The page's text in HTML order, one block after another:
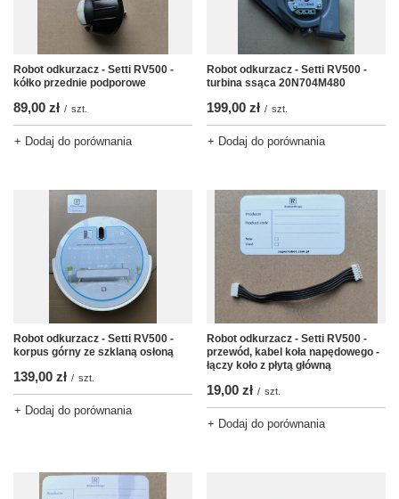
Robot odkurzacz - Setti RV500 -
kółko przednie podporowe
89,00 zł / szt.
+ Dodaj do porównania
Robot odkurzacz - Setti RV500 -
turbina ssąca 20N704M480
199,00 zł / szt.
+ Dodaj do porównania
Robot odkurzacz - Setti RV500 -
korpus górny ze szklaną osłoną
139,00 zł / szt.
+ Dodaj do porównania
Robot odkurzacz - Setti RV500 -
przewód, kabel koła napędowego -
łączy koło z płytą główną
19,00 zł / szt.
+ Dodaj do porównania